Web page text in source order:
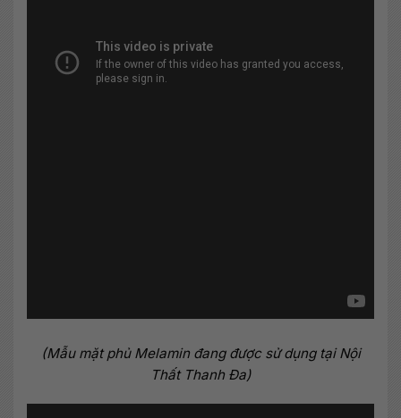
(Mẫu mặt phủ Melamin đang được sử dụng tại Nội
Thất Thanh Đa)